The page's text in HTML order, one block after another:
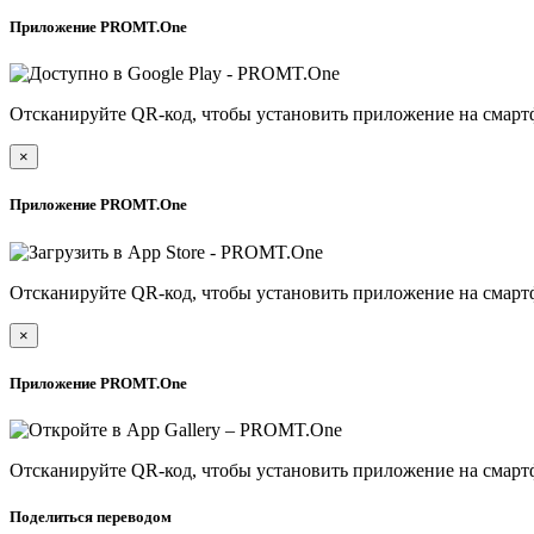
Приложение PROMT.One
Отсканируйте QR-код, чтобы установить приложение на
×
Приложение PROMT.One
Отсканируйте QR-код, чтобы установить приложение на
×
Приложение PROMT.One
Отсканируйте QR-код, чтобы установить приложение на
Поделиться переводом